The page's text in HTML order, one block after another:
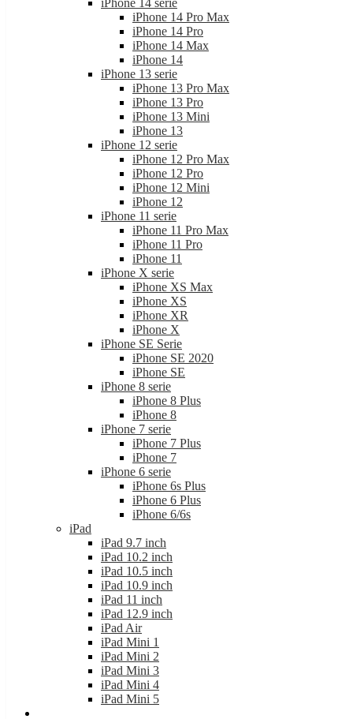
iPhone 14 Pro Max
iPhone 14 Pro
iPhone 14 Max
iPhone 14
iPhone 13 serie
iPhone 13 Pro Max
iPhone 13 Pro
iPhone 13 Mini
iPhone 13
iPhone 12 serie
iPhone 12 Pro Max
iPhone 12 Pro
iPhone 12 Mini
iPhone 12
iPhone 11 serie
iPhone 11 Pro Max
iPhone 11 Pro
iPhone 11
iPhone X serie
iPhone XS Max
iPhone XS
iPhone XR
iPhone X
iPhone SE Serie
iPhone SE 2020
iPhone SE
iPhone 8 serie
iPhone 8 Plus
iPhone 8
iPhone 7 serie
iPhone 7 Plus
iPhone 7
iPhone 6 serie
iPhone 6s Plus
iPhone 6 Plus
iPhone 6/6s
iPad
iPad 9.7 inch
iPad 10.2 inch
iPad 10.5 inch
iPad 10.9 inch
iPad 11 inch
iPad 12.9 inch
iPad Air
iPad Mini 1
iPad Mini 2
iPad Mini 3
iPad Mini 4
iPad Mini 5